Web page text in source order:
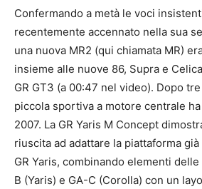
Confermando a metà le voci
recentemente accennato nella sua
una nuova MR2 (qui chiamata MR)
insieme alle nuove 86, Supra e
GR GT3 (a 00:47 nel video). Dopo
piccola sportiva a motore centrale
2007. La GR Yaris M Concept
riuscita ad adattare la piattaforma
GR Yaris, combinando elementi
B (Yaris) e GA-C (Corolla) con un